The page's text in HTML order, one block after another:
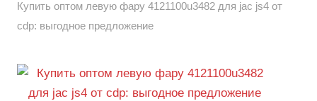
Купить оптом левую фару 4121100u3482 для jac js4 от
cdp: выгодное предложение